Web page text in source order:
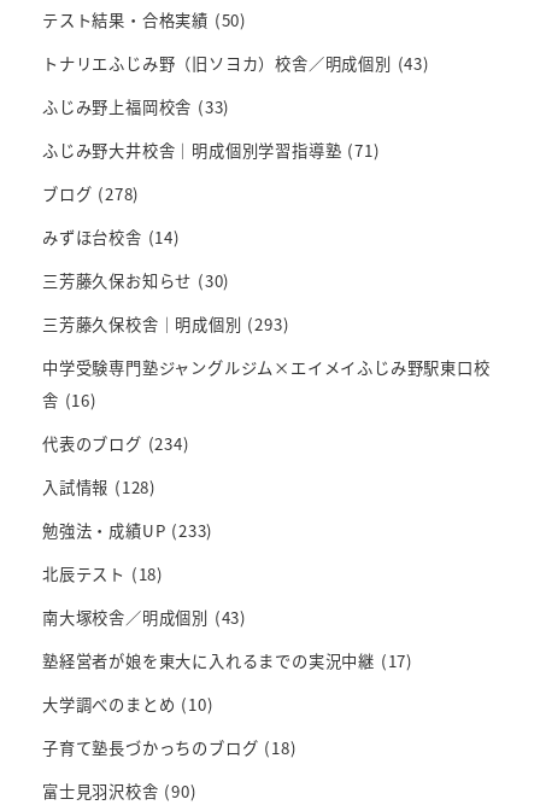
テスト結果・合格実績 (50)
トナリエふじみ野（旧ソヨカ）校舎／明成個別 (43)
ふじみ野上福岡校舎 (33)
ふじみ野大井校舎｜明成個別学習指導塾 (71)
ブログ (278)
みずほ台校舎 (14)
三芳藤久保お知らせ (30)
三芳藤久保校舎｜明成個別 (293)
中学受験専門塾ジャングルジム×エイメイふじみ野駅東口校
舎 (16)
代表のブログ (234)
入試情報 (128)
勉強法・成績UP (233)
北辰テスト (18)
南大塚校舎／明成個別 (43)
塾経営者が娘を東大に入れるまでの実況中継 (17)
大学調べのまとめ (10)
子育て塾長づかっちのブログ (18)
富士見羽沢校舎 (90)